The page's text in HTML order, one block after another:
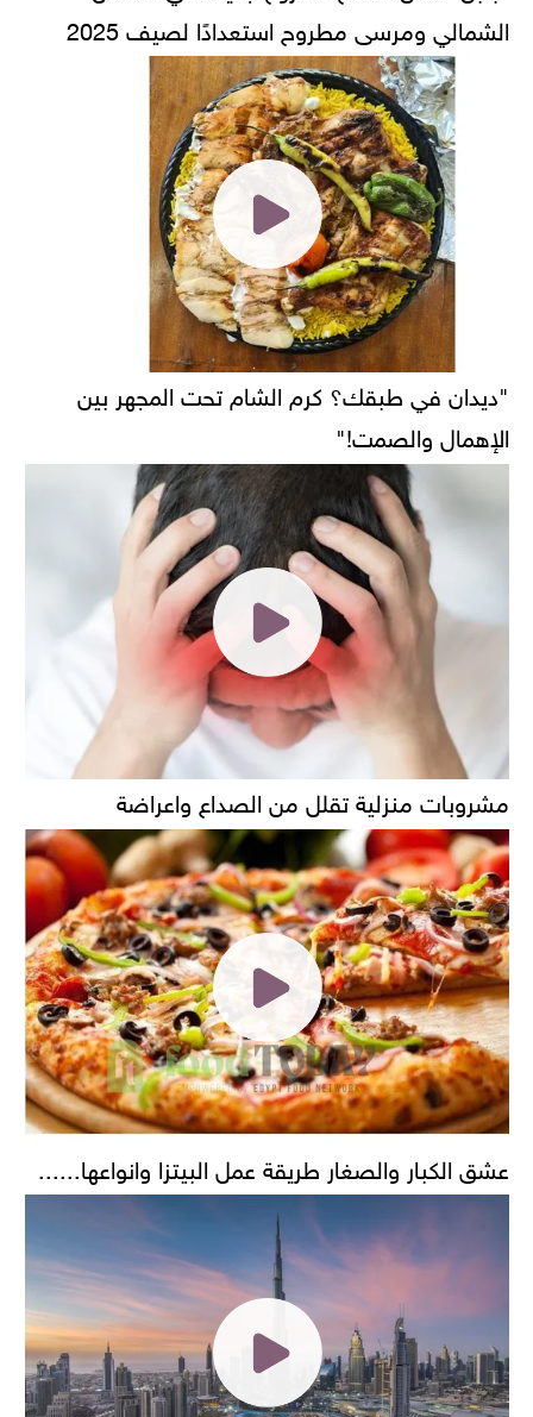
الشمالي ومرسى مطروح استعدادًا لصيف 2025
"ديدان في طبقك؟ كرم الشام تحت المجهر بين
الإهمال والصمت!"
مشروبات منزلية تقلل من الصداع واعراضة
عشق الكبار والصغار طريقة عمل البيتزا وانواعها......